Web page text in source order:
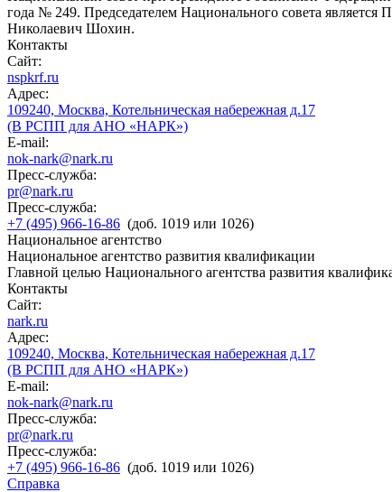
года № 249. Председателем Национального совета
Николаевич Шохин.
Контакты
Сайт:
nspkrf.ru
Адрес:
109240, Москва, Котельническая набережная д.17
(В РСПП для АНО «НАРК»)
E-mail:
nok-nark@nark.ru
Пресс-служба:
pr@nark.ru
Пресс-служба:
+7 (495) 966-16-86 (доб. 1019 или 1026)
Национальное агентство
Национальное агентство развития квалификации
Главной целью Национального агентства развития
Контакты
Сайт:
nark.ru
Адрес:
109240, Москва, Котельническая набережная д.17
(В РСПП для АНО «НАРК»)
E-mail:
nok-nark@nark.ru
Пресс-служба:
pr@nark.ru
Пресс-служба:
+7 (495) 966-16-86 (доб. 1019 или 1026)
Справка